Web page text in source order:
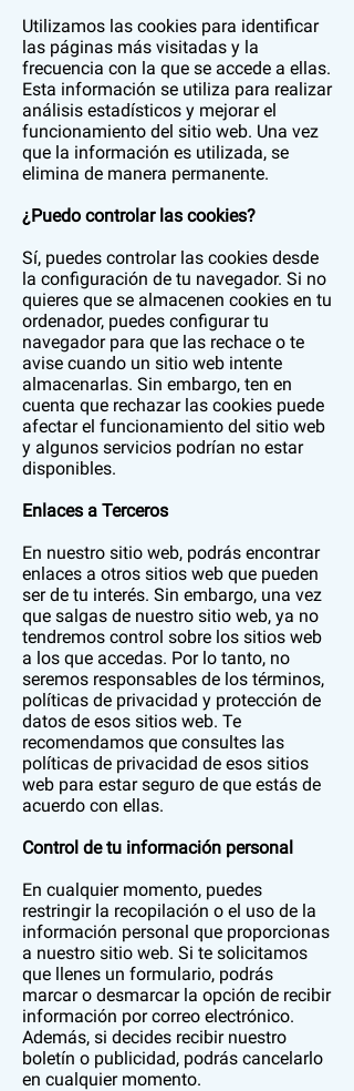
Utilizamos las cookies para identificar
las páginas más visitadas y la
frecuencia con la que se accede a ellas.
Esta información se utiliza para realizar
análisis estadísticos y mejorar el
funcionamiento del sitio web. Una vez
que la información es utilizada, se
elimina de manera permanente.
¿Puedo controlar las cookies?
Sí, puedes controlar las cookies desde
la configuración de tu navegador. Si no
quieres que se almacenen cookies en tu
ordenador, puedes configurar tu
navegador para que las rechace o te
avise cuando un sitio web intente
almacenarlas. Sin embargo, ten en
cuenta que rechazar las cookies puede
afectar el funcionamiento del sitio web
y algunos servicios podrían no estar
disponibles.
Enlaces a Terceros
En nuestro sitio web, podrás encontrar
enlaces a otros sitios web que pueden
ser de tu interés. Sin embargo, una vez
que salgas de nuestro sitio web, ya no
tendremos control sobre los sitios web
a los que accedas. Por lo tanto, no
seremos responsables de los términos,
políticas de privacidad y protección de
datos de esos sitios web. Te
recomendamos que consultes las
políticas de privacidad de esos sitios
web para estar seguro de que estás de
acuerdo con ellas.
Control de tu información personal
En cualquier momento, puedes
restringir la recopilación o el uso de la
información personal que proporcionas
a nuestro sitio web. Si te solicitamos
que llenes un formulario, podrás
marcar o desmarcar la opción de recibir
información por correo electrónico.
Además, si decides recibir nuestro
boletín o publicidad, podrás cancelarlo
en cualquier momento.